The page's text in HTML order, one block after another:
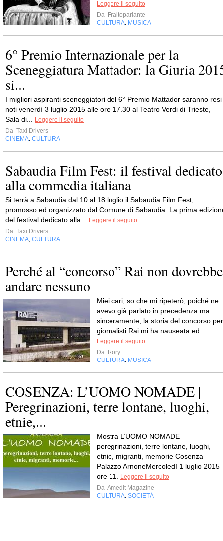
Leggere il seguito
Da Fraltoparlante
CULTURA MUSICA
6° Premio Internazionale per la
Sceneggiatura Mattador: la Giuria
si...
I migliori aspiranti sceneggiatori del 6° Premio Mattador saranno resi
noti venerdì 3 luglio 2015 alle ore 17.30 al Teatro Verdi di Trieste,
Sala di...
Leggere il seguito
Da Taxi Drivers
CINEMA CULTURA
Sabaudia Film Fest: il festival dedicato
alla commedia italiana
Si terrà a Sabaudia dal 10 al 18 luglio il Sabaudia Film Fest,
promosso ed organizzato dal Comune di Sabaudia. La prima
del festival dedicato alla...
Leggere il seguito
Da Taxi Drivers
CINEMA CULTURA
Perché al “concorso” Rai non dovrebbe
andare nessuno
Miei cari, so che mi ripeterò, poiché ne
avevo già parlato in precedenza ma
sinceramente, la storia del concorso per
giornalisti Rai mi ha nauseata ed...
Leggere il seguito
Da Rory
CULTURA MUSICA
COSENZA: L’UOMO NOMADE |
Peregrinazioni, terre lontane, luoghi,
etnie,...
Mostra L’UOMO NOMADE
peregrinazioni, terre lontane, luoghi,
etnie, migranti, memorie Cosenza –
Palazzo ArnoneMercoledì 1 luglio 2015
ore 11.
Leggere il seguito
Da Amedit Magazine
CULTURA SOCIETÀ